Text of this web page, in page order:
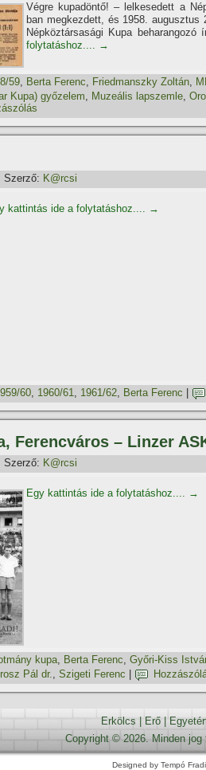
Végre kupadöntő! – lelkesedett a
ban megkezdett, és 1958. augusztus
Népköztársasági Kupa beharangozó
folytatáshoz.... →
59, Berta Ferenc, Friedmanszky Zoltán,
Kupa) győzelem, Muzeális lapszemle,
Szerző: K@rcsi
kattintás ide a folytatáshoz.... →
60, 1960/61, 1961/62, Berta Ferenc
Ferencváros – Linzer
Szerző: K@rcsi
Egy kattintás ide a folytatáshoz.... →
kupa, Berta Ferenc, Győri-Kiss
Pál dr., Szigeti Ferenc
Erkölcs Erő|
Copyright © 2026. Minden jog
Designed by Tempó Fradi.